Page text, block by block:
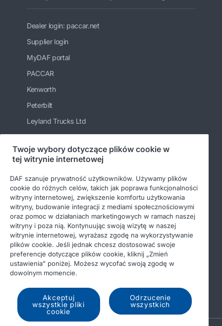
Dealer login: paccar.net
Supplier login
MyDAF portal
PACCAR
Kenworth
Peterbilt
Leyland Trucks Ltd
Bądź na bieżąco
© 2026 DAF
Nota prawna
Ochrona danych osobowych
DAF i pliki cookie
Income Tax Report
Twoje wybory dotyczące plików cookie w
tej witrynie internetowej
DAF szanuje prywatność użytkowników. Używamy plików
cookie do różnych celów, takich jak poprawa funkcjonalności
witryny internetowej, zwiększenie komfortu użytkowania
witryny, budowanie integracji z mediami społecznościowymi
oraz pomoc w działaniach marketingowych w ramach naszej
witryny i poza nią. Kontynuując swoją wizytę w naszej
witrynie internetowej, wyrażasz zgodę na wykorzystywanie
plików cookie. Jeśli jednak chcesz dostosować swoje
preferencje dotyczące plików cookie, kliknij „Zmień
ustawienia” poniżej. Możesz wycofać swoją zgodę w
dowolnym momencie.
Akceptuj
wszystkie pliki
cookie
Odrzucenie
wszystkich